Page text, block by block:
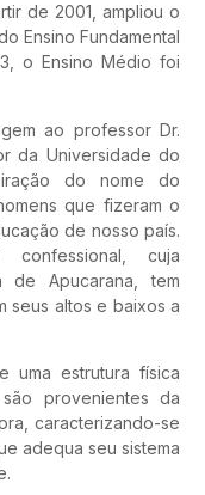
de 2001, ampliou o
Ensino Fundamental
o Ensino Médio foi
ao professor Dr.
da Universidade do
do nome do
que fizeram o
de nosso país.
cuja
de Apucarana, tem
seus altos e baixos a
uma estrutura física
provenientes da
caracterizando-se
adequa seu sistema